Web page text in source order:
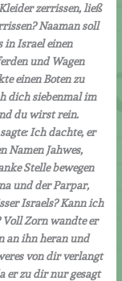
zerrissen, ließ
Naaman soll
in Israel einen
und Wagen
einen Boten zu
dich siebenmal im
du wirst rein.
Ich dachte, er
Namen Jahwes,
Stelle bewegen
und der Parpar,
Israels? Kann ich
Zorn wandte er
an ihn heran und
von dir verlangt
er zu dir nur gesagt